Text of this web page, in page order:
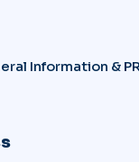
Information &